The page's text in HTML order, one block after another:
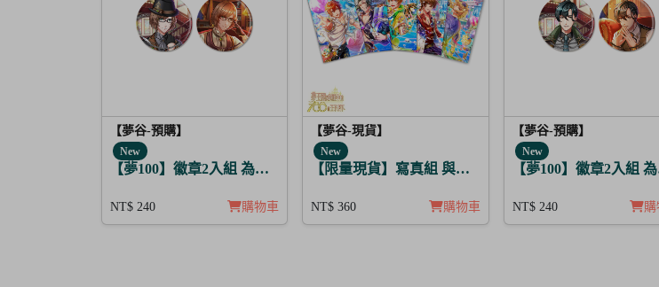
【夢谷-預購】
New
【夢100】徽章2入組 為解開謎題的妳施加愛的魔法 格雷亞姆
NT$ 240 購物車
【夢谷-現貨】
New
【限量現貨】寫真組 與他的SUGAR&BITTER 太陽覺醒
NT$ 360 購物車
【夢谷-預購】
New
【夢100】徽章2入組
NT$ 240 購